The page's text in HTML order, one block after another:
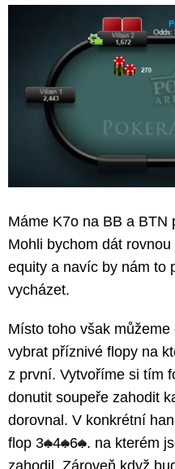
Máme K7o na BB a BTN
Mohli bychom dát
equity a navíc by nám to
vycházet.
Místo toho však
vybrat příznivé flopy na
z první. Vytvoříme si tím
donutit soupeře zahodit
dorovnal. V konkrétní
flop 3 4 6 . na kterém